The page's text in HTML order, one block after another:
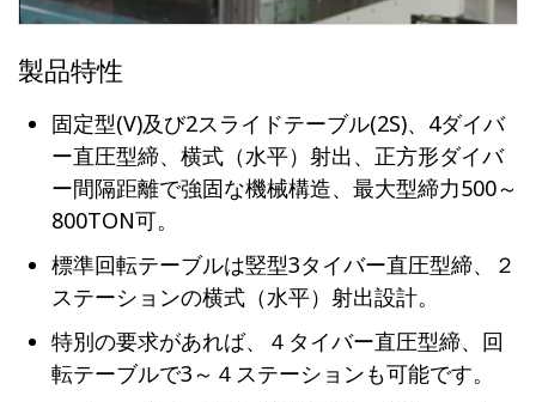
製品特性
固定型(V)及び2スライドテーブル(2S)、4ダイバ
ー直圧型締、横式（水平）射出、正方形ダイバ
ー間隔距離で強固な機械構造、最大型締力500～
800TON可。
標準回転テーブルは竪型3タイバー直圧型締、２
ステーションの横式（水平）射出設計。
特別の要求があれば、４タイバー直圧型締、回
転テーブルで3～４ステーションも可能です。